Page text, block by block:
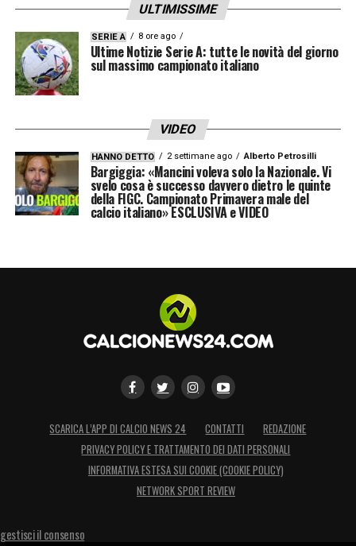
ULTIMISSIME
SERIE A 8 ore ago
Ultime Notizie Serie A: tutte le novità del giorno
sul massimo campionato italiano
VIDEO
HANNO DETTO 2 settimane ago Alberto Petrosilli
Bargiggia: «Mancini voleva solo la Nazionale. Vi
svelo cosa è successo davvero dietro le quinte
della FIGC. Campionato Primavera male del
calcio italiano» ESCLUSIVA e VIDEO
SCARICA L’APP DI CALCIO NEWS 24 CONTATTI
REDAZIONE
PRIVACY POLICY E TRATTAMENTO DEI DATI PERSONALI
INFORMATIVA ESTESA SUI COOKIE (COOKIE POLICY)
NETWORK SPORT REVIEW
gestisci il consenso